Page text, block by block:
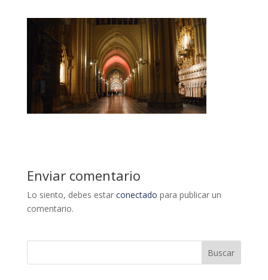
Enviar comentario
Lo siento, debes estar conectado para publicar un
comentario.